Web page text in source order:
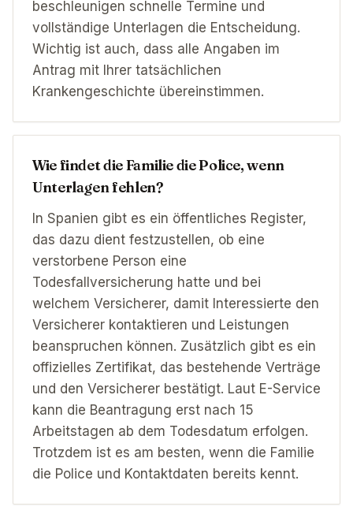
beschleunigen schnelle Termine und
vollständige Unterlagen die Entscheidung.
Wichtig ist auch, dass alle Angaben im
Antrag mit Ihrer tatsächlichen
Krankengeschichte übereinstimmen.
Wie findet die Familie die Police, wenn
Unterlagen fehlen?
In Spanien gibt es ein öffentliches Register,
das dazu dient festzustellen, ob eine
verstorbene Person eine
Todesfallversicherung hatte und bei
welchem Versicherer, damit Interessierte den
Versicherer kontaktieren und Leistungen
beanspruchen können. Zusätzlich gibt es ein
offizielles Zertifikat, das bestehende Verträge
und den Versicherer bestätigt. Laut E-Service
kann die Beantragung erst nach 15
Arbeitstagen ab dem Todesdatum erfolgen.
Trotzdem ist es am besten, wenn die Familie
die Police und Kontaktdaten bereits kennt.